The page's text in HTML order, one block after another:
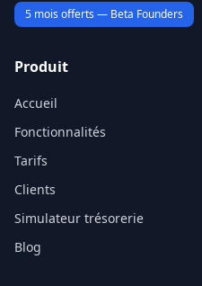
5 mois offerts — Beta Founders
Produit
Accueil
Fonctionnalités
Tarifs
Clients
Simulateur trésorerie
Blog